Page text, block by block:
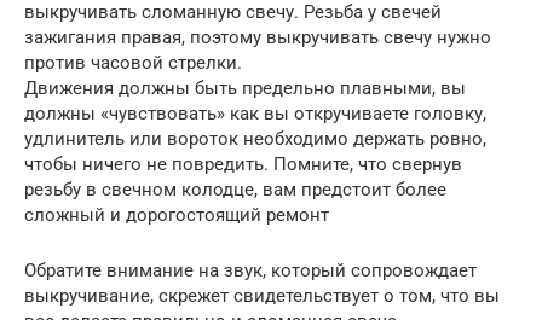
выкручивать сломанную свечу. Резьба у свечей
зажигания правая, поэтому выкручивать свечу нужно
против часовой стрелки.
Движения должны быть предельно плавными, вы
должны «чувствовать» как вы откручиваете головку,
удлинитель или вороток необходимо держать ровно,
чтобы ничего не повредить. Помните, что свернув
резьбу в свечном колодце, вам предстоит более
сложный и дорогостоящий ремонт
Обратите внимание на звук, который сопровождает
выкручивание, скрежет свидетельствует о том, что вы